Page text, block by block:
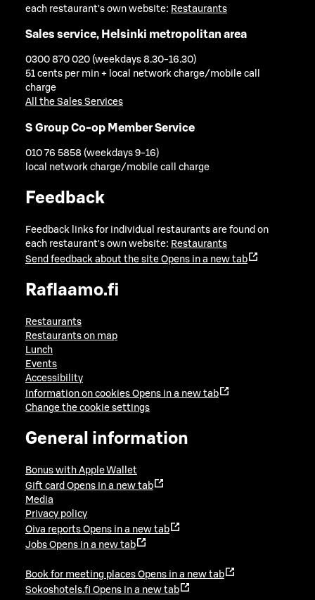
each restaurant's own website: Restaurants
Sales service, Helsinki metropolitan area
0300 870 020 (weekdays 8.30-16.30)
51 cents per min + local network charge/mobile call
charge
All the Sales Services
S Group Co-op Member Service
010 76 5858 (weekdays 9-16)
local network charge/mobile call charge
Feedback
Feedback links for individual restaurants are found on
each restaurant's own website: Restaurants
Send feedback about the site Opens in a new tab
Raflaamo.fi
Restaurants
Restaurants on map
Lunch
Events
Accessibility
Information on cookies Opens in a new tab
Change the cookie settings
General information
Bonus with Apple Wallet
Gift card Opens in a new tab
Media
Privacy policy
Oiva reports Opens in a new tab
Jobs Opens in a new tab
Book for meeting places Opens in a new tab
Sokoshotels.fi Opens in a new tab